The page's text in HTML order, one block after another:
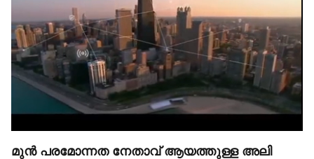
മുൻ പരമോന്നത നേതാവ് ആയത്തുള്ള അലി